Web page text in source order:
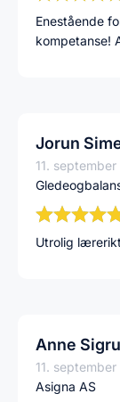
Enestående
kompetanse!
Jorun
11.
Utrolig
Anne
11.
Asigna AS